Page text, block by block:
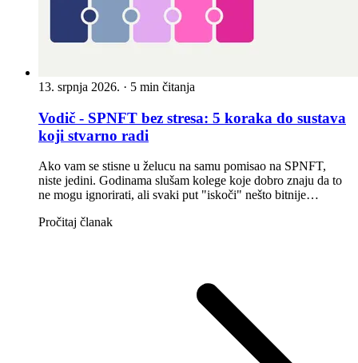
13. srpnja 2026. · 5 min čitanja
Vodič - SPNFT bez stresa: 5 koraka do sustava
koji stvarno radi
Ako vam se stisne u želucu na samu pomisao na SPNFT,
niste jedini. Godinama slušam kolege koje dobro znaju da to
ne mogu ignorirati, ali svaki put "iskoči" nešto bitnije…
Pročitaj članak